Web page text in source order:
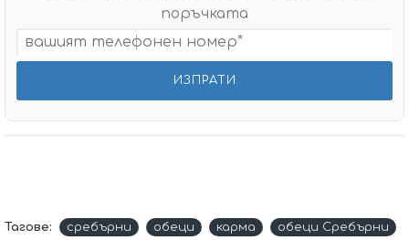
поръчката
Тагове: сребърни обеци карма
обеци Сребърни